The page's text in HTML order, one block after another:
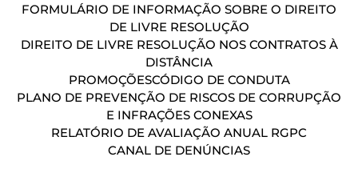
FORMULÁRIO DE INFORMAÇÃO SOBRE O DIREITO
DE LIVRE RESOLUÇÃO
DIREITO DE LIVRE RESOLUÇÃO NOS CONTRATOS À
DISTÂNCIA
PROMOÇÕESCÓDIGO DE CONDUTA
PLANO DE PREVENÇÃO DE RISCOS DE CORRUPÇÃO
E INFRAÇÕES CONEXAS
RELATÓRIO DE AVALIAÇÃO ANUAL RGPC
CANAL DE DENÚNCIAS